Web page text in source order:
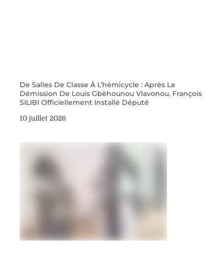
De Salles De Classe À L’hémicycle : Après La
Démission De Louis Gbèhounou Vlavonou, François
SILIBI Officiellement Installé Député
10 juillet 2026